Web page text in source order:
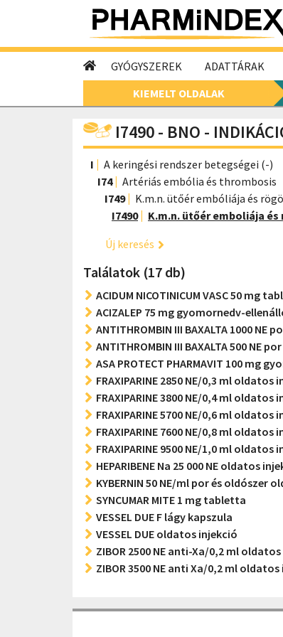
GYÓGYSZEREK ADATTÁRAK
KIEMELT OLDALAK
I7490 - BNO -
I
A keringési rendszer betegségei (-)
I74
Artériás embólia és thrombosis
I749
K.m.n. ütőér embóliája és
I7490
K.m.n. ütőér emboliája
Új keresés
Találatok (17 db)
ACIDUM NICOTINICUM VASC 50 mg
ACIZALEP 75 mg gyomornedv-
ANTITHROMBIN III BAXALTA 1000
ANTITHROMBIN III BAXALTA 500
ASA PROTECT PHARMAVIT 100
FRAXIPARINE 2850 NE/0,3 ml
FRAXIPARINE 3800 NE/0,4 ml
FRAXIPARINE 5700 NE/0,6 ml
FRAXIPARINE 7600 NE/0,8 ml
FRAXIPARINE 9500 NE/1,0 ml
HEPARIBENE Na 25 000 NE oldatos
KYBERNIN 50 NE/ml por és
SYNCUMAR MITE 1 mg tabletta
VESSEL DUE F lágy kapszula
VESSEL DUE oldatos injekció
ZIBOR 2500 NE anti-Xa/0,2 ml
ZIBOR 3500 NE anti Xa/0,2 ml